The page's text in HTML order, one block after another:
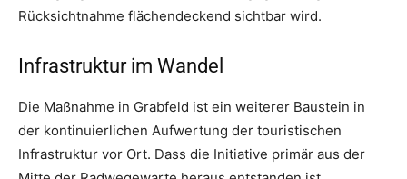
Rücksichtnahme flächendeckend sichtbar wird.
Infrastruktur im Wandel
Die Maßnahme in Grabfeld ist ein weiterer Baustein in
der kontinuierlichen Aufwertung der touristischen
Infrastruktur vor Ort. Dass die Initiative primär aus der